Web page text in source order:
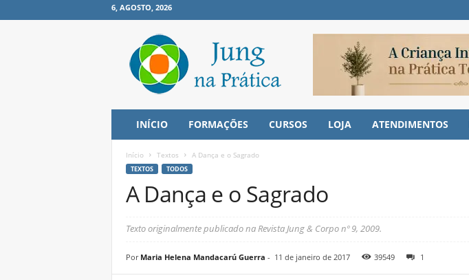
6, AGOSTO, 2026
INÍCIO FORMAÇÕES CURSOS LOJA ATENDIMENTOS
Início Textos A Dança e o Sagrado
TEXTOS TODOS
A Dança e o Sagrado
Texto originalmente publicado na Revista Jung & Corpo nº 9, 2009.
Por Maria Helena Mandacarú Guerra - 11 de janeiro de 2017 39549 1